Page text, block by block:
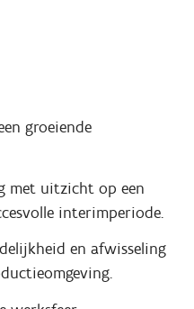
groeiende
met uitzicht op een
interimperiode.
en afwisseling